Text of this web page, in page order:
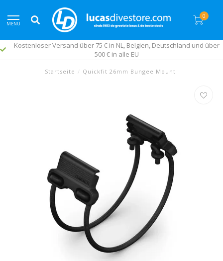
MENU
0
Kostenloser Versand über 75 € in NL, Belgien, Deutschland und über
500 € in alle EU
Startseite / Quickfit 26mm Bungee Mount